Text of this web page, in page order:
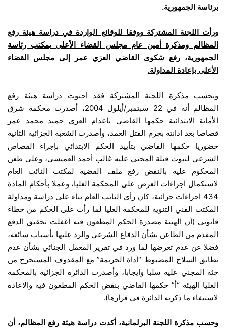
برئاسة الجمهورية.
ورأت اللجنة المشتركة ووفقا للوقائع الواردة في دراسة هيئة رفع
المظالم ومذكرة أمين عام مجلس القضاء الأعلى بمكتب رئاسة
الجمهورية، رفع شكوى القاضي العزي عمر إلى مجلس القضاء
الأعلى بإعادة المداولة.
وبحسب مذكرة اللجنة المشتركة فقد احتوت دراسة هيئة رفع
المظالم أنه في 22 سبتمبر/أيلول 2004، أصدرت محكمة شرق
الأمانة الابتدائية حكمها القاضي باعدام العزي حميد محمد عمر
قصاصا بعد ادانته بجرم القتل العمد، وأصدرت الشعبة الجزائية الثانية
حضوريا حكمها القاضي بتأييد الحكم الابتدائي بإجراء القصاص
الشرعي لثبوت قتلة المجني عليه غالب أحمد العميسي، وعلى طعن
المحكوم عليه بالنقض رفع ملف القضية لمكتب النائب العام
لاستكمال اجراءات العرض على المحكمة العليا، وعملا بأحكام المادة
434 اجراءات جزائية، كان رأي النائب العام بناء على دراسة ومداولة
المكتب الفني التنويه للمحكمة العليا لما رأت على الحكم من خطاء
قانوني (أن الهيئة مصدرة الحكم المطعون فيه أغفلت تحقيق الدفع
المقدم من الطاعن بشأن الدفاع الشرعي والرد عليها بأسباب سائغة،
فضلا عن عدم تعرضها لما ورد في تقرير المعمل الجنائي بشأن عدم
تطابق السلاح المضبوط “أداة الجريمة” مع المقذوف المستخرج من
جثة المجني عليه سلبا وايجابا، وأصدرت الدائرة الجزائية بالمحكمة
العليا الهيئة “أ” حكمها القاضي بنقض الحكم المطعون فيه والاعادة
لاستيفاء ما ذكرته الدائرة في قرارها).
وحسب مذكرة اللجنة البرلمانية، أكدت دراسة هيئة رفع المظالم، أن